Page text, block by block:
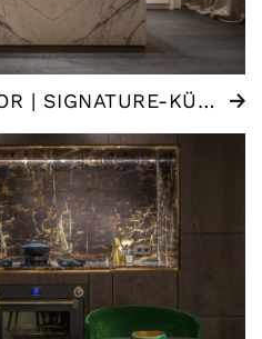
KLASSISCHER MARMOR | SIGNATURE-KÜCHE